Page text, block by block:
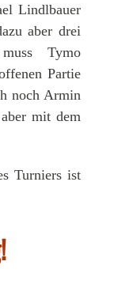
Lindlbauer
aber drei
Tymo
Partie
noch Armin
mit dem
Turniers ist